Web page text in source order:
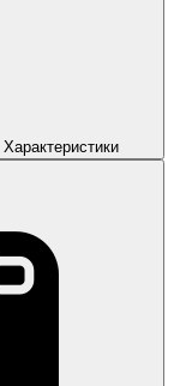
Характеристики